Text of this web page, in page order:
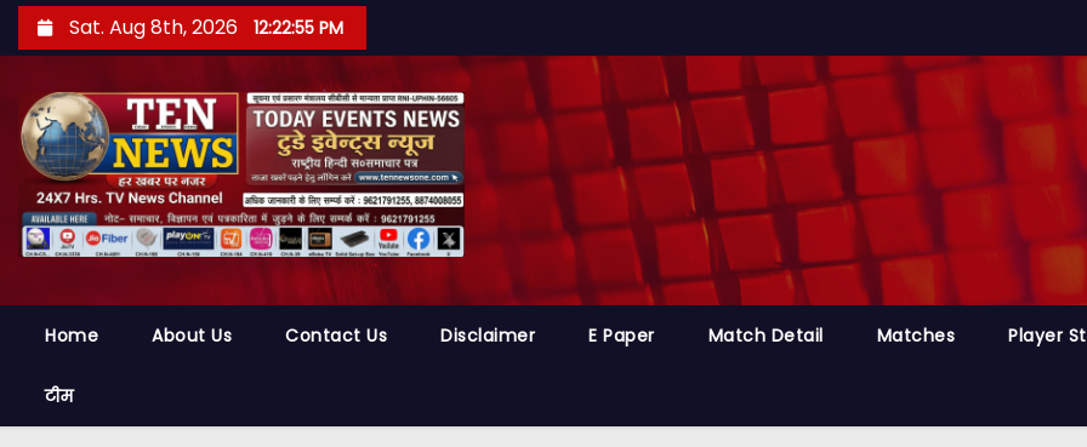
k
t
Sat. Aug 8th, 2026 12:22:56 PM
Home About Us Contact Us Disclaimer E Paper Match Detail Matches Player
टीम